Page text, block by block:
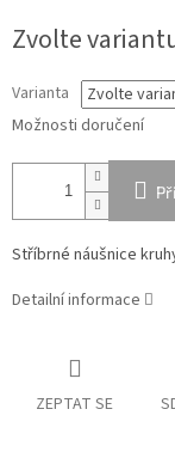
cena:
Zvolte
Varianta
Možnosti doručení
Stříbrné náušnice
Detailní informace
ZEPTAT SE